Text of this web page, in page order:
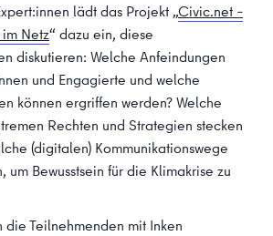
lädt das Projekt „Civic.net –
Netz“ dazu ein, diese
diskutieren: Welche Anfeindungen
und Engagierte und welche
können ergriffen werden? Welche
Rechten und Strategien stecken
(digitalen) Kommunikationswege
um Bewusstsein für die Klimakrise zu
die Teilnehmenden mit Inken